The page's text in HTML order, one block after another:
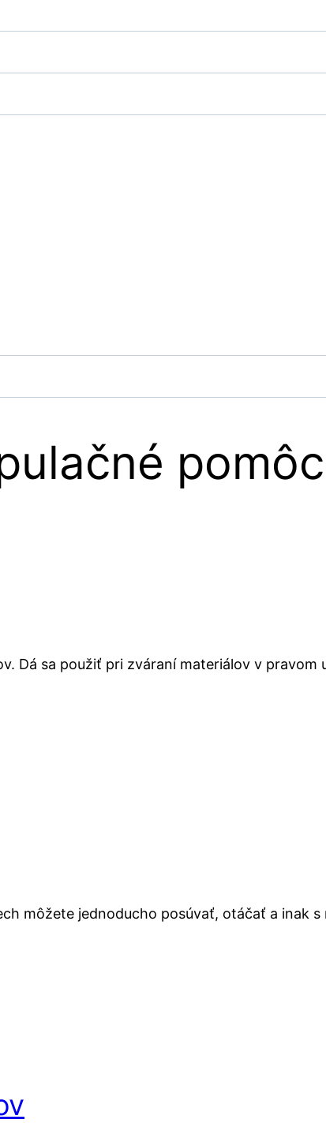
Dá sa použiť pri zváraní materiálov v pravom
môžete jednoducho posúvať, otáčať a inak